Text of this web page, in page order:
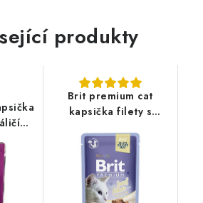
produkty
Brit premium cat
kapsička filety s